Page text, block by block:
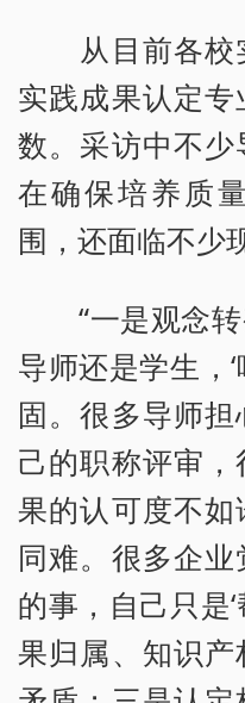
从目前各校
实践成果认定
数。采访中不少
在确保培养质
围，还面临不少
“一是观念转
导师还是学生，
固。很多导师
己的职称评审
果的认可度不
同难。很多企
的事，自己只是
果归属、知识